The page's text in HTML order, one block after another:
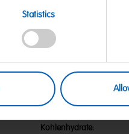
StatisticsNährwerte
Nährwerte
Energie:
Fett:
davon gesättigte
Kohlenhydrate: